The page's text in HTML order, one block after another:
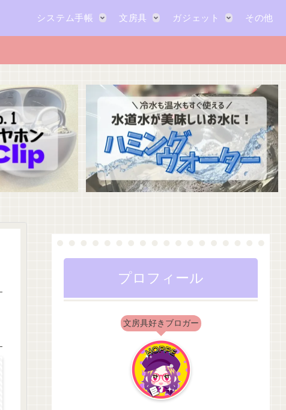
システム手帳 文房具 ガジェット その他
プロフィール
文房具好きブロガー